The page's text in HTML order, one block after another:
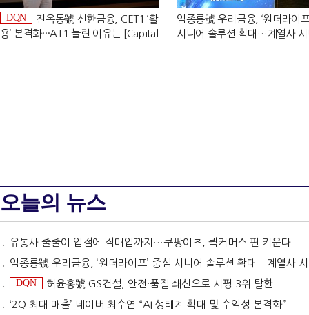
DQN
진옥동號 신한금융, CET1 ‘활
용’ 본격화···AT1 늘린 이유는 [Capital
임종룡號 우리금융, ‘원더라이
시니어 솔루션 확대…계열사
오늘의 뉴스
유통사 줄줄이 입점에 직매입까지…쿠팡이츠, 퀵커머스 판 키운다
임종룡號 우리금융, ‘원더라이프’ 중심 시니어 솔루션 확대…계열사 시너지 '관건' [금융 시니어 비즈니
DQN
허윤홍號 GS건설, 안전·품질 쇄신으로 시평 3위 탈환
‘2Q 최대 매출’ 네이버 최수연 “AI 생태계 확대 및 수익성 본격화”